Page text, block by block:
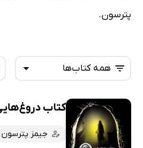
پترسون.
همه کتاب‌ها
همه کتاب‌ها
کتاب‌های صوتی
کتاب
جیمز پترسون